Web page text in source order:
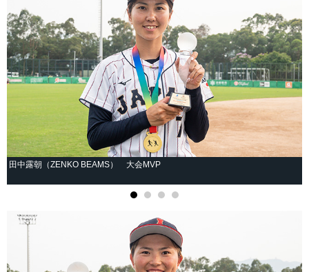
田中露朝（ZENKO BEAMS） 大会MVP